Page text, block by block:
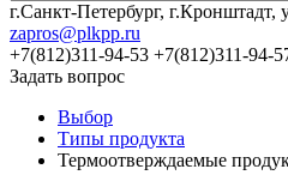
г.Санкт-Петербург,
zapros@plkpp.ru
+7(812)311-94-53 +7(812)311-94-
Задать вопрос
Выбор
Типы продукта
Термоотверждаемые